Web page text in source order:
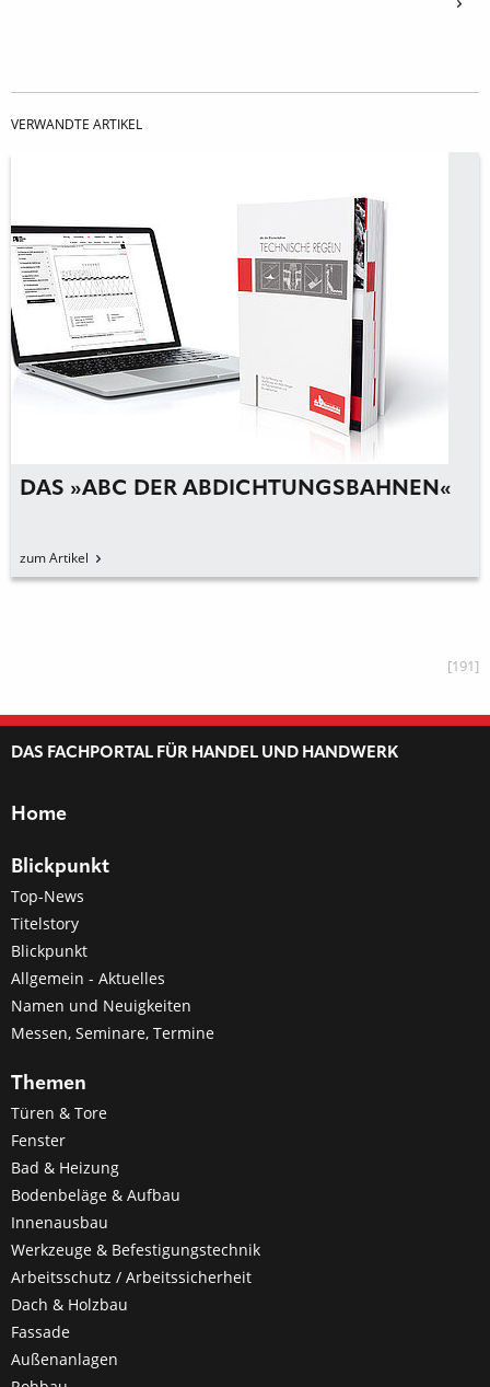
VERWANDTE ARTIKEL
DAS »ABC DER ABDICHTUNGSBAHNEN«
zum Artikel
[191]
DAS FACHPORTAL FÜR HANDEL UND HANDWERK
Home
Blickpunkt
Top-News
Titelstory
Blickpunkt
Allgemein - Aktuelles
Namen und Neuigkeiten
Messen, Seminare, Termine
Themen
Türen & Tore
Fenster
Bad & Heizung
Bodenbeläge & Aufbau
Innenausbau
Werkzeuge & Befestigungstechnik
Arbeitsschutz / Arbeitssicherheit
Dach & Holzbau
Fassade
Außenanlagen